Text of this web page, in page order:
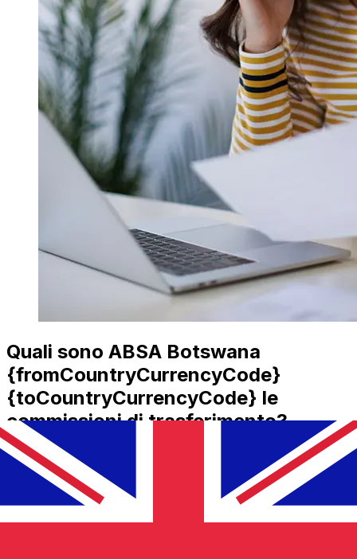
Quali sono ABSA Botswana
{fromCountryCurrencyCode}
{toCountryCurrencyCode} le
commissioni di trasferimento?
ABSA Botswana costi di trasferimento internazionale da
BWP a GBP dipendono da fattori come l'importo del
trasferimento. Di solito, i trasferimenti più grandi
comportano commissioni più basse e tassi di cambio
migliori. Controlla la tabella di confronto per confrontare